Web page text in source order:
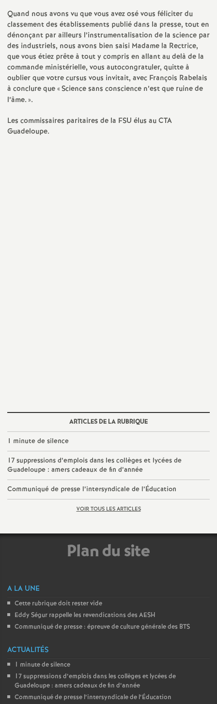
o
u
r
s
Quand nous avons vu que vous avez osé vous féliciter du
classement des établissements publié dans la presse, tout en
dénonçant par ailleurs l’instrumentalisation de la science par
des industriels, nous avons bien saisi Madame la Rectrice,
que vous étiez prête à tout y compris en allant au delà de la
commande ministérielle, vous autocongratuler, quitte à
oublier que votre cursus vous invitait, avec François Rabelais
à conclure que «Science sans conscience n’est que ruine de
l’âme.».
Les commissaires paritaires de la FSU élus au CTA
Guadeloupe.
ARTICLES DE LA RUBRIQUE
1 minute de silence
17 suppressions d’emplois dans les collèges et lycées de
Guadeloupe : amers cadeaux de fin d’année
Communiqué de presse l’intersyndicale de l’Éducation
VOIR TOUS LES ARTICLES
Plan du site
A LA UNE
Cette rubrique doit rester vide
Eddy Ségur rappelle les revendications des AESH
Communiqué de presse : épreuve de culture générale des BTS
ACTUALITÉS
1 minute de silence
17 suppressions d’emplois dans les collèges et lycées de
Guadeloupe : amers cadeaux de fin d’année
Communiqué de presse l’intersyndicale de l’Éducation